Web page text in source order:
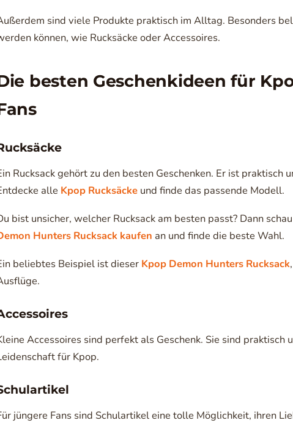
sind viele Produkte praktisch im Alltag. Besonders
können, wie Rucksäcke oder Accessoires.
besten Geschenkideen für
Rucksack gehört zu den besten Geschenken. Er ist praktisch
alle Kpop Rucksäcke und finde das passende Modell.
bist unsicher, welcher Rucksack am besten passt? Dann
Hunters Rucksack kaufen an und finde die beste Wahl.
beliebtes Beispiel ist dieser Kpop Demon Hunters Rucksack
Accessoires sind perfekt als Geschenk. Sie sind praktisch
für Kpop.
jüngere Fans sind Schulartikel eine tolle Möglichkeit, ihren